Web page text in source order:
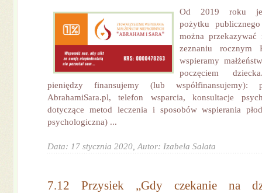
Od 2019 roku
pożytku
można
zeznaniu
wspieramy
poczęciem
pieniędzy finansujemy (lub współfinansujemy):
AbrahamiSara.pl, telefon wsparcia, konsultacje
dotyczące metod leczenia i sposobów wspierania
psychologiczna) ...
Data: 17 stycznia 2020, Autor: Izabela Salata
7.12 Przysiek „Gdy czekanie na